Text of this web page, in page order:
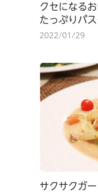
クセになる
たっぷりパス
2022/01/29
サクサクガ